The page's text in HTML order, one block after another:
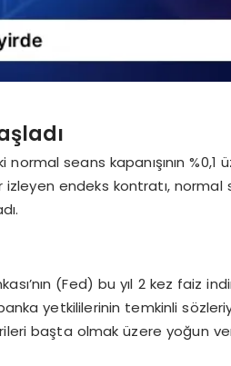
seans kapanışının %0,1
endeks kontratı, normal
(Fed) bu yıl 2 kez faiz
yetkililerinin temkinli
başta olmak üzere yoğun